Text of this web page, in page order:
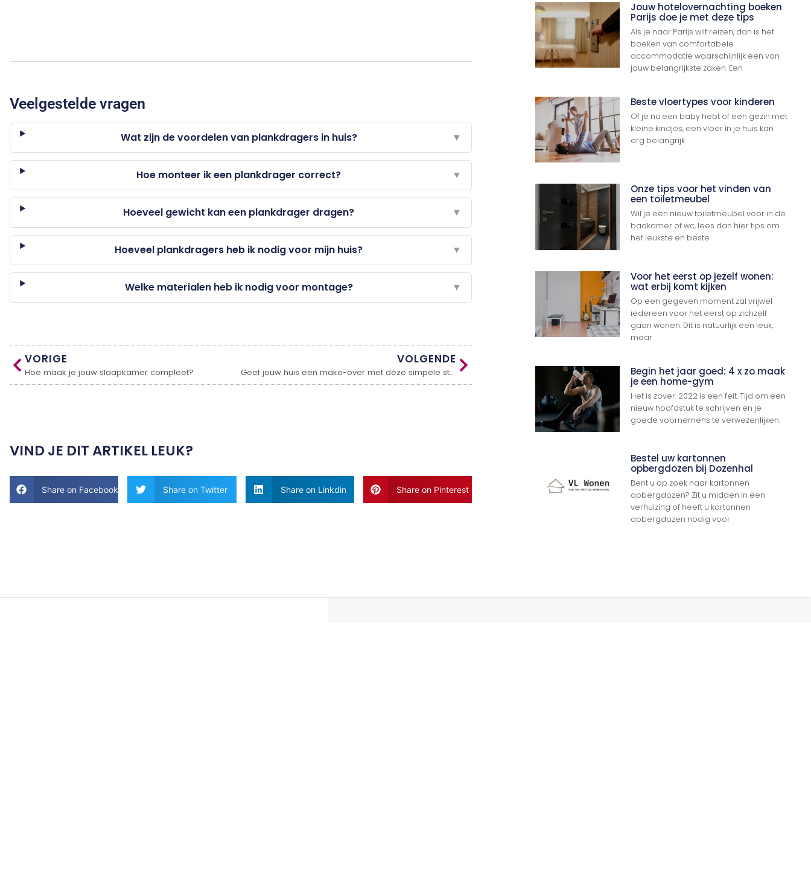
Ga Naar Boven
Veelgestelde vragen
Wat zijn de voordelen van plankdragers in huis? ▼
Hoe monteer ik een plankdrager correct? ▼
Hoeveel gewicht kan een plankdrager dragen? ▼
Hoeveel plankdragers heb ik nodig voor mijn huis? ▼
Welke materialen heb ik nodig voor montage? ▼
VORIGE
Hoe maak je jouw slaapkamer compleet?
VOLGENDE
Geef jouw huis een make-over met deze simpele stappen!
VIND JE DIT ARTIKEL LEUK?
Share on Facebook Share on Twitter Share on Linkdin Share on Pinterest
Jouw hotelovernachting boeken
Parijs doe je met deze tips
Als je naar Parijs wilt reizen, dan is het
boeken van comfortabele
accommodatie waarschijnlijk een van
jouw belangrijkste zaken. Een
Beste vloertypes voor kinderen
Of je nu een baby hebt of een gezin met
kleine kindjes, een vloer in je huis kan
erg belangrijk
Onze tips voor het vinden van
een toiletmeubel
Wil je een nieuw toiletmeubel voor in de
badkamer of wc, lees dan hier tips om
het leukste en beste
Voor het eerst op jezelf wonen:
wat erbij komt kijken
Op een gegeven moment zal vrijwel
iedereen voor het eerst op zichzelf
gaan wonen. Dit is natuurlijk een leuk,
maar
Begin het jaar goed: 4 x zo maak
je een home-gym
Het is zover: 2022 is een feit. Tijd om een
nieuw hoofdstuk te schrijven en je
goede voornemens te verwezenlijken.
Bestel uw kartonnen
opbergdozen bij Dozenhal
Bent u op zoek naar kartonnen
opbergdozen? Zit u midden in een
verhuizing of heeft u kartonnen
opbergdozen nodig voor